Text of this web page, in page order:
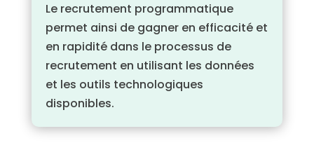
Le recrutement programmatique
permet ainsi de gagner en efficacité et
en rapidité dans le processus de
recrutement en utilisant les données
et les outils technologiques
disponibles.